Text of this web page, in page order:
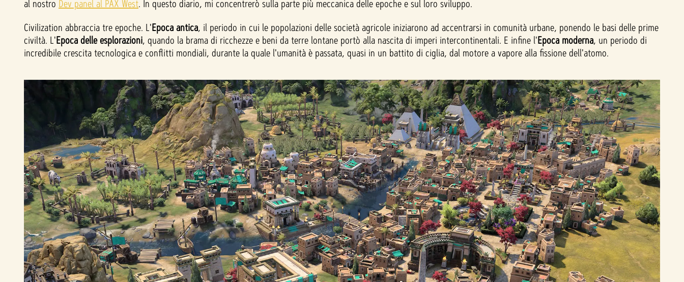
al nostro Dev panel al PAX West. In questo diario, mi concentrerò sulla parte più meccanica delle epoche e sul loro sviluppo.
Civilization abbraccia tre epoche. L'Epoca antica, il periodo in cui le popolazioni delle società agricole iniziarono ad accentrarsi in comunità urbane, ponendo le basi delle prime
civiltà. L'Epoca delle esplorazioni, quando la brama di ricchezze e beni da terre lontane portò alla nascita di imperi intercontinentali. E infine l'Epoca moderna, un periodo di
incredibile crescita tecnologica e conflitti mondiali, durante la quale l'umanità è passata, quasi in un battito di ciglia, dal motore a vapore alla fissione dell'atomo.